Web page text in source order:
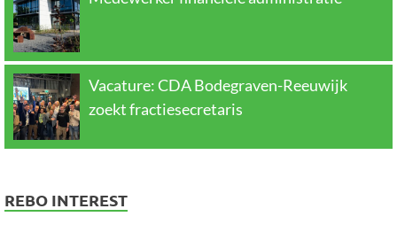
Vacature: CDA Bodegraven-Reeuwijk
zoekt fractiesecretaris
REBO INTEREST